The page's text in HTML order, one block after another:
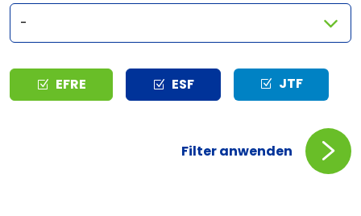
Typ EFRE ESF JTF
Filter anwenden